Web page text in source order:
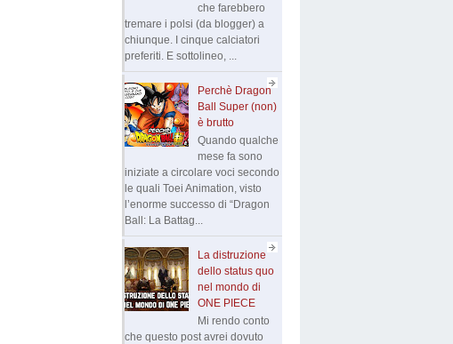
che farebbero
tremare i polsi (da blogger) a
chiunque. I cinque calciatori
preferiti. E sottolineo, ...
Perchè Dragon
Ball Super (non)
è brutto
Quando qualche
mese fa sono
iniziate a circolare voci secondo
le quali Toei Animation, visto
l’enorme successo di “Dragon
Ball: La Battag...
La distruzione
dello status quo
nel mondo di
ONE PIECE
Mi rendo conto
che questo post avrei dovuto